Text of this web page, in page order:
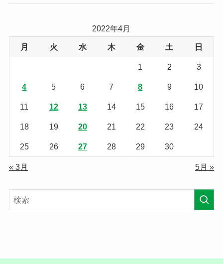
2022年4月
月 火 水 木 金 土 日
1 2 3
4 5 6 7 8 9 10
11 12 13 14 15 16 17
18 19 20 21 22 23 24
25 26 27 28 29 30
« 3月 5月 »